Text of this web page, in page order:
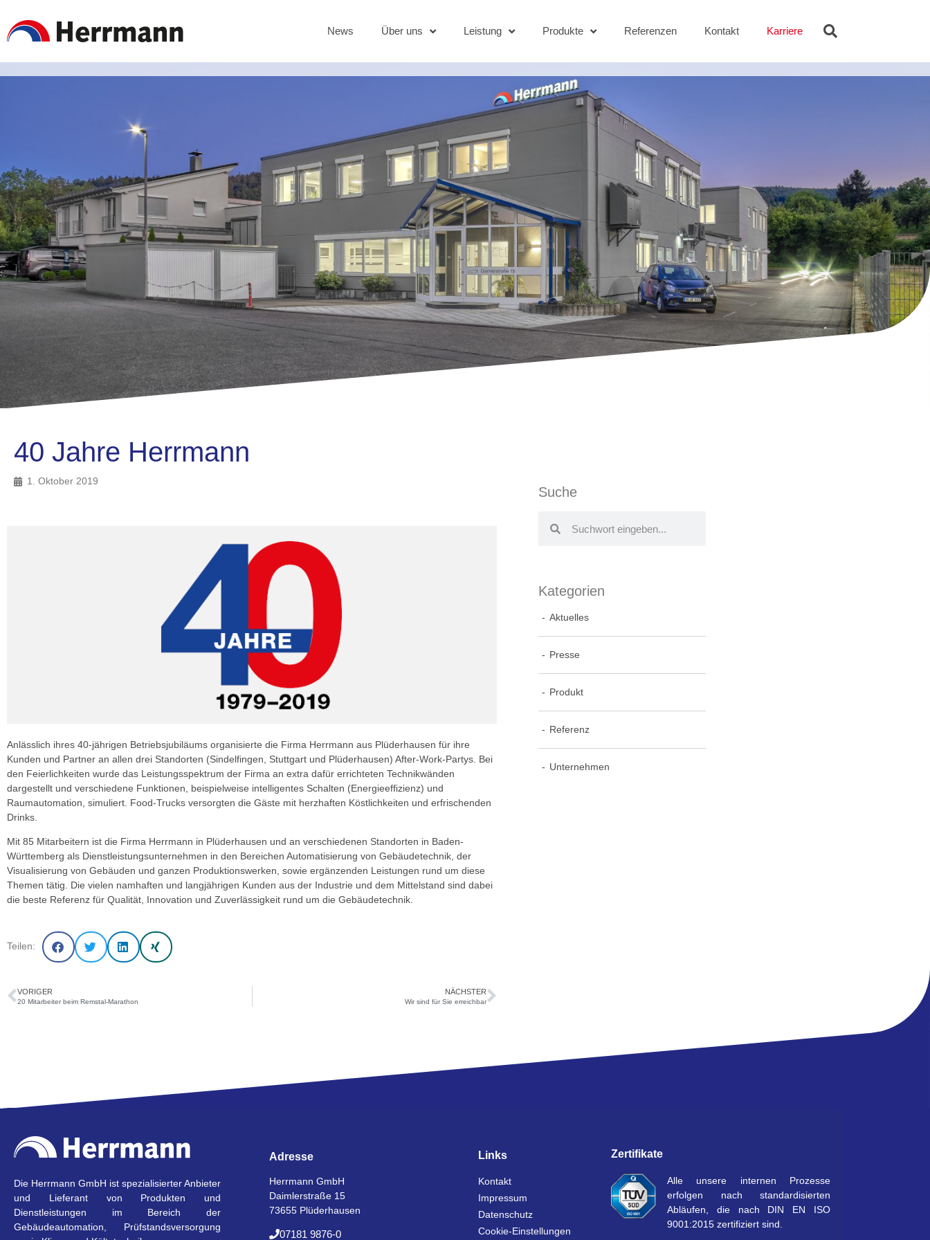
News Über uns Leistung Produkte Referenzen Kontakt Karriere
40 Jahre Herrmann
1. Oktober 2019
Anlässlich ihres 40-jährigen Betriebsjubiläums organisierte die Firma Herrmann aus Plüderhausen für ihre
Kunden und Partner an allen drei Standorten (Sindelfingen, Stuttgart und Plüderhausen) After-Work-Partys. Bei
den Feierlichkeiten wurde das Leistungsspektrum der Firma an extra dafür errichteten Technikwänden
dargestellt und verschiedene Funktionen, beispielweise intelligentes Schalten (Energieeffizienz) und
Raumautomation, simuliert. Food-Trucks versorgten die Gäste mit herzhaften Köstlichkeiten und erfrischenden
Drinks.
Mit 85 Mitarbeitern ist die Firma Herrmann in Plüderhausen und an verschiedenen Standorten in Baden-
Württemberg als Dienstleistungsunternehmen in den Bereichen Automatisierung von Gebäudetechnik, der
Visualisierung von Gebäuden und ganzen Produktionswerken, sowie ergänzenden Leistungen rund um diese
Themen tätig. Die vielen namhaften und langjährigen Kunden aus der Industrie und dem Mittelstand sind dabei
die beste Referenz für Qualität, Innovation und Zuverlässigkeit rund um die Gebäudetechnik.
Teilen:
VORIGER
20 Mitarbeiter beim Remstal-Marathon
NÄCHSTER
Wir sind für Sie erreichbar
Suche
Kategorien
Aktuelles
Presse
Produkt
Referenz
Unternehmen
Die Herrmann GmbH ist spezialisierter Anbieter
und Lieferant von Produkten und
Dienstleistungen im Bereich der
Gebäudeautomation, Prüfstandsversorgung
Adresse
Herrmann GmbH
Daimlerstraße 15
73655 Plüderhausen
07181 9876-0
Links
Kontakt
Impressum
Datenschutz
Cookie-Einstellungen
Zertifikate
Alle unsere internen Prozesse
erfolgen nach standardisierten
Abläufen, die nach DIN EN ISO
9001:2015 zertifiziert sind.